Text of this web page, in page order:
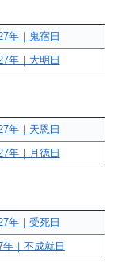
年｜鬼宿日
年｜大明日
年｜天恩日
年｜月徳日
年｜受死日
年｜不成就日